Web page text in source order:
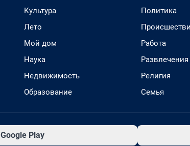
Культура
Лето
Мой дом
Наука
Недвижимость
Образование
Политика
Работа
Развлечения
Религия
Семья
Google Play